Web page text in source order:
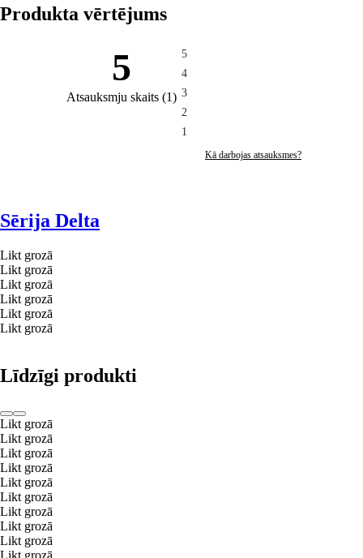
Produkta vērtējums
5
Atsauksmju skaits (1)
5
4
3
2
1
Kā darbojas atsauksmes?
Sērija Delta
Likt grozā
Likt grozā
Likt grozā
Likt grozā
Likt grozā
Likt grozā
Līdzīgi produkti
Likt grozā
Likt grozā
Likt grozā
Likt grozā
Likt grozā
Likt grozā
Likt grozā
Likt grozā
Likt grozā